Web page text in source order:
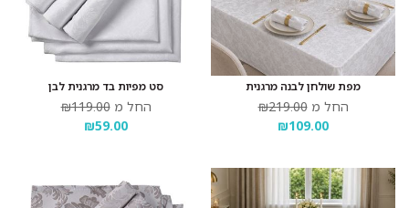
מפת שולחן לבנה מרגנית
החל מ ₪219.00
₪109.00
סט מפיות בד מרגנית לבן
החל מ ₪119.00
₪59.00